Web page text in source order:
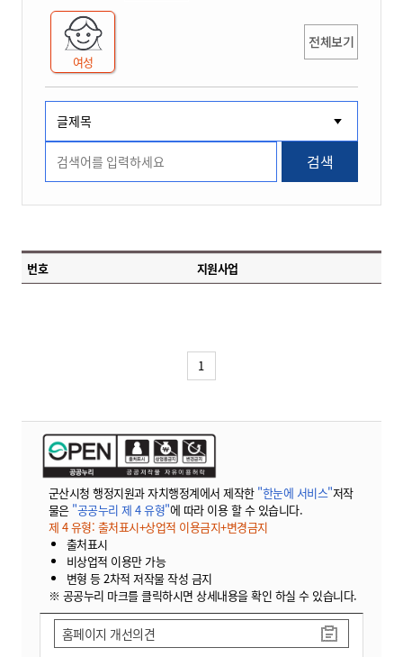
여성
전체보기
검색
번호 지원사업
1
군산시청 행정지원과 자치행정계에서 제작한 "한눈에 서비스"저작
물은 "공공누리 제 4 유형"에 따라 이용 할 수 있습니다.
제 4 유형: 출처표시+상업적 이용금지+변경금지
출처표시
비상업적 이용만 가능
변형 등 2차적 저작물 작성 금지
※ 공공누리 마크를 클릭하시면 상세내용을 확인 하실 수 있습니다.
홈페이지 개선의견